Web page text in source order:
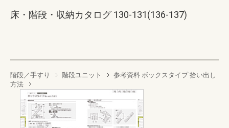
床・階段・収納カタログ 130-131(136-137)
階段／手すり 階段ユニット
参考資料 ボックスタイプ 拾い出し
方法